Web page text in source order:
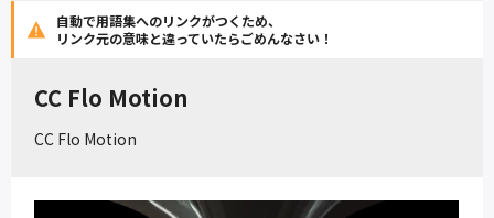
自動で用語集へのリンクがつくため、
リンク元の意味と違っていたらごめんなさい！
CC Flo Motion
CC Flo Motion